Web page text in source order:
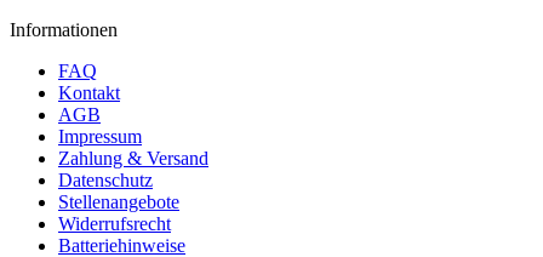
Informationen
FAQ
Kontakt
AGB
Impressum
Zahlung & Versand
Datenschutz
Stellenangebote
Widerrufsrecht
Batteriehinweise